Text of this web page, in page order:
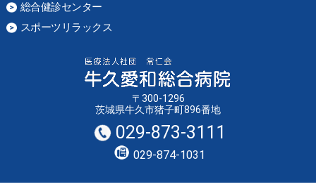
総合健診センター
スポーツリラックス
〒300-1296
茨城県牛久市猪子町896番地
029-873-3111
029-874-1031